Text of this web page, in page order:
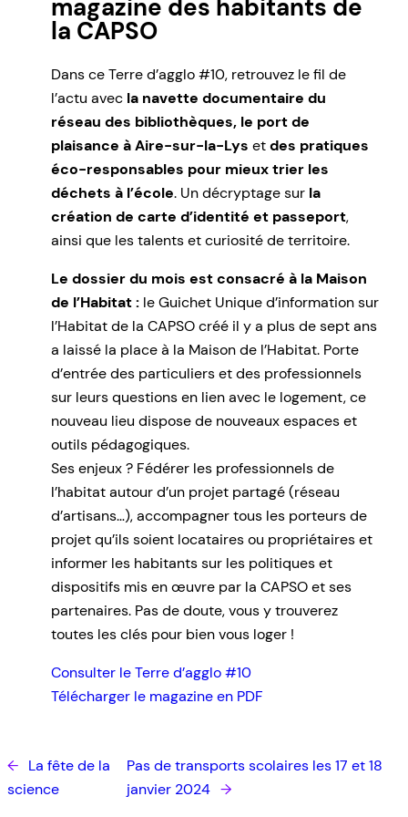
magazine des habitants de
la CAPSO
Dans ce Terre d’agglo #10, retrouvez le fil de
l’actu avec la navette documentaire du
réseau des bibliothèques, le port de
plaisance à Aire-sur-la-Lys etdes pratiques
éco-responsables pour mieux trier les
déchets à l’école. Un décryptage sur la
création de carte d’identité et passeport,
ainsi que les talents et curiosité de territoire.
Le dossier du mois est consacré à la Maison
de l’Habitat : le Guichet Unique d’information sur
l’Habitat de la CAPSO créé il y a plus de sept ans
a laissé la place à la Maison de l’Habitat. Porte
d’entrée des particuliers et des professionnels
sur leurs questions en lien avec le logement, ce
nouveau lieu dispose de nouveaux espaces et
outils pédagogiques.
Ses enjeux ? Fédérer les professionnels de
l’habitat autour d’un projet partagé (réseau
d’artisans…), accompagner tous les porteurs de
projet qu’ils soient locataires ou propriétaires et
informer les habitants sur les politiques et
dispositifs mis en œuvre par la CAPSO et ses
partenaires. Pas de doute, vous y trouverez
toutes les clés pour bien vous loger !
Consulter le Terre d’agglo #10
Télécharger le magazine en PDF
← La fête de la
science
Pas de transports scolaires les 17 et 18
janvier 2024 →